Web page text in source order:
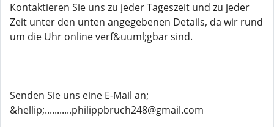
Kontaktieren Sie uns zu jeder Tageszeit und zu jeder
Zeit unter den unten angegebenen Details, da wir rund
um die Uhr online verf&uuml;gbar sind.
Senden Sie uns eine E-Mail an;
&hellip;...........philippbruch248@gmail.com